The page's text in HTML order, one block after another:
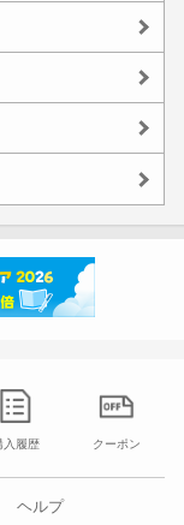
入履歴 クーポン
ヘルプ